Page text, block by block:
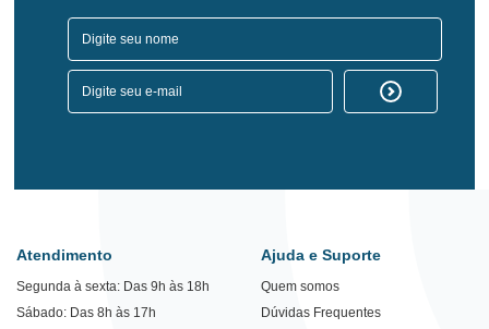
Atendimento
Segunda à sexta: Das 9h às 18h
Sábado: Das 8h às 17h
Ajuda e Suporte
Quem somos
Dúvidas Frequentes